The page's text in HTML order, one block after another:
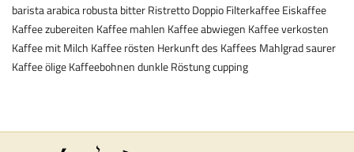
baristaarabicarobustabitterRistrettoDoppioFilterkaffeeEiskaffee
Kaffee zubereiten Kaffee mahlen Kaffee abwiegen Kaffee verkosten
Kaffee mit Milch Kaffee rösten Herkunft des Kaffees Mahlgradsaurer
Kaffeeölige Kaffeebohnendunkle Röstungcupping